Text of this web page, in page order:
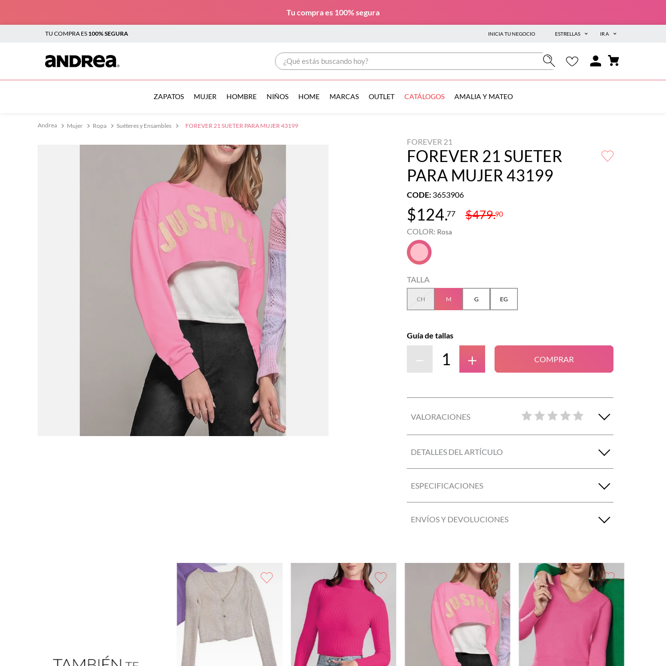
Tu compra es 100% segura
TU COMPRA ES 100% SEGURA INICIA TU NEGOCIO ESTRELLAS IR A
¿Qué estás buscando hoy?
ZAPATOS MUJER HOMBRE NIÑOS HOME MARCAS OUTLET CATÁLOGOS AMALIA Y MATEO
Mujer Ropa Suéteres y Ensambles FOREVER 21 SUETER PARA MUJER 43199
FOREVER 21
FOREVER 21 SUETER
PARA MUJER 43199
CODE: 3653906
$124.77 $479.90
COLOR: Rosa
TALLA
CH M G EG
Guía de tallas
＋
－ COMPRAR
VALORACIONES
DETALLES DEL ARTÍCULO
ESPECIFICACIONES
ENVÍOS Y DEVOLUCIONES
TÉRMINOS MÁS BUSCADOS
zapatillas